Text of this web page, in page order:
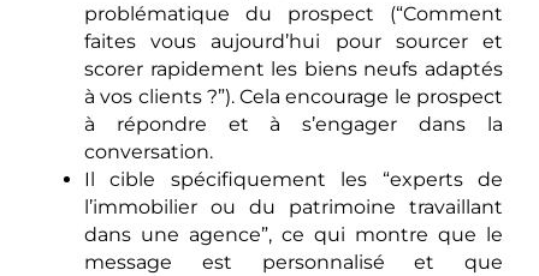
problématique du prospect (“Comment
faites vous aujourd’hui pour sourcer et
scorer rapidement les biens neufs adaptés
à vos clients ?”). Cela encourage le prospect
à répondre et à s’engager dans la
conversation.
Il cible spécifiquement les “experts de
l’immobilier ou du patrimoine travaillant
dans une agence”, ce qui montre que le
message est personnalisé et que